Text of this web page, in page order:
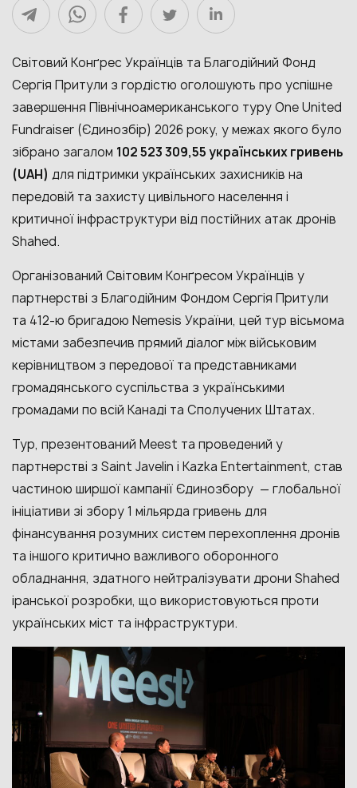
Світовий Конґрес Українців та Благодійний Фонд
Сергія Притули з гордістю оголошують про успішне
завершення Північноамериканського туру One United
Fundraiser (Єдинозбір) 2026 року, у межах якого було
зібрано загалом 102 523 309,55 українських гривень
(UAH) для підтримки українських захисників на
передовій та захисту цивільного населення і
критичної інфраструктури від постійних атак дронів
Shahed.
Організований Світовим Конґресом Українців у
партнерстві з Благодійним Фондом Сергія Притули
та 412-ю бригадою Nemesis України, цей тур вісьмома
містами забезпечив прямий діалог між військовим
керівництвом з передової та представниками
громадянського суспільства з українськими
громадами по всій Канаді та Сполучених Штатах.
Тур, презентований Meest та проведений у
партнерстві з Saint Javelin і Kazka Entertainment, став
частиною ширшої кампанії Єдинозбору — глобальної
ініціативи зі збору 1 мільярда гривень для
фінансування розумних систем перехоплення дронів
та іншого критично важливого оборонного
обладнання, здатного нейтралізувати дрони Shahed
іранської розробки, що використовуються проти
українських міст та інфраструктури.